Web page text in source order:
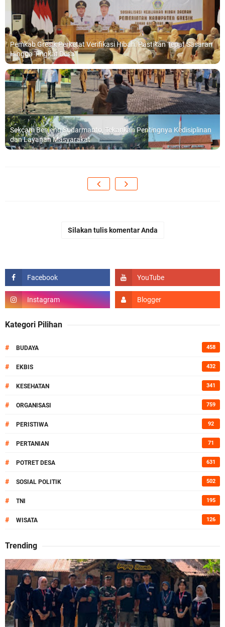
Pemkab Gresik Perketat Verifikasi Hibah: Pastikan Tepat Sasaran
Hingga Tingkat Desa
Sekcam Benjeng Sudarmanto, Tekankan Pentingnya Kedisiplinan
dan Layanan Masyarakat
Silakan tulis komentar Anda
Kategori Pilihan
# BUDAYA 458
# EKBIS 432
# KESEHATAN 341
# ORGANISASI 759
# PERISTIWA 92
# PERTANIAN 71
# POTRET DESA 631
# SOSIAL POLITIK 502
# TNI 195
# WISATA 126
Trending